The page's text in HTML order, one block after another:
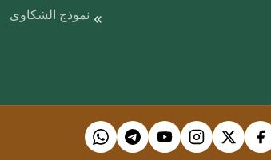
نموذج الشكاوى